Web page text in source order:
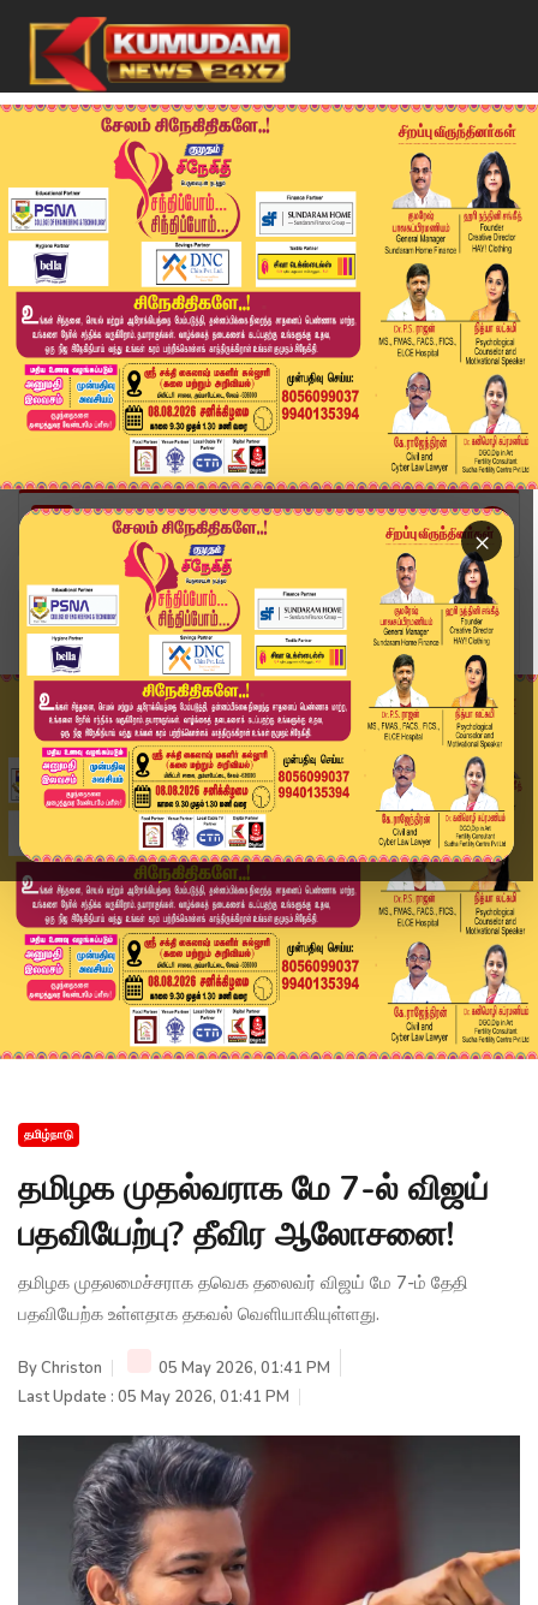
×
Home
தமிழ்நாடு
தமிழக முதல்வராக மே 7-ல் விஜய் பதவியேற்பு? தீவிர...
தமிழ்நாடு
தமிழக முதல்வராக மே 7-ல் விஜய்
பதவியேற்பு? தீவிர ஆலோசனை!
தமிழக முதலமைச்சராக தவெக தலைவர் விஜய் மே 7-ம் தேதி
பதவியேற்க உள்ளதாக தகவல் வெளியாகியுள்ளது.
ByChriston
05 May 2026, 01:41 PM
Last Update : 05 May 2026, 01:41 PM